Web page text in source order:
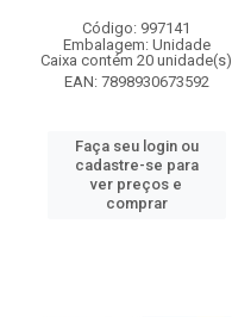
Código: 997141
Embalagem: Unidade
Caixa contém 20 unidade(s)
EAN: 7898930673592
Faça seu login ou
cadastre-se para
ver preços e
comprar